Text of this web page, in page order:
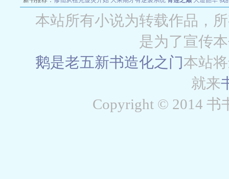
从
本站所有小说为转载作品，
是为了宣传
鹅是老五新书造化之门本站
就来
Copyright © 2014 书